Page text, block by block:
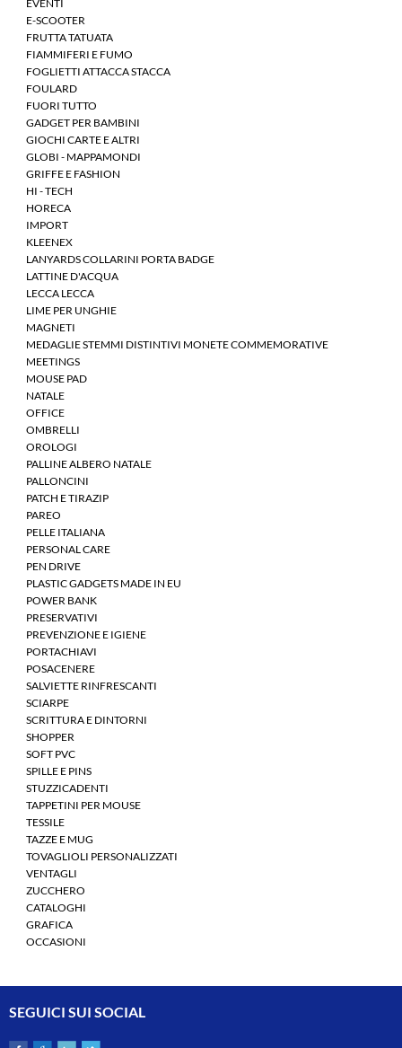
EVENTI
E-SCOOTER
FRUTTA TATUATA
FIAMMIFERI E FUMO
FOGLIETTI ATTACCA STACCA
FOULARD
FUORI TUTTO
GADGET PER BAMBINI
GIOCHI CARTE E ALTRI
GLOBI - MAPPAMONDI
GRIFFE E FASHION
HI - TECH
HORECA
IMPORT
KLEENEX
LANYARDS COLLARINI PORTA BADGE
LATTINE D'ACQUA
LECCA LECCA
LIME PER UNGHIE
MAGNETI
MEDAGLIE STEMMI DISTINTIVI MONETE COMMEMORATIVE
MEETINGS
MOUSE PAD
NATALE
OFFICE
OMBRELLI
OROLOGI
PALLINE ALBERO NATALE
PALLONCINI
PATCH E TIRAZIP
PAREO
PELLE ITALIANA
PERSONAL CARE
PEN DRIVE
PLASTIC GADGETS MADE IN EU
POWER BANK
PRESERVATIVI
PREVENZIONE E IGIENE
PORTACHIAVI
POSACENERE
SALVIETTE RINFRESCANTI
SCIARPE
SCRITTURA E DINTORNI
SHOPPER
SOFT PVC
SPILLE E PINS
STUZZICADENTI
TAPPETINI PER MOUSE
TESSILE
TAZZE E MUG
TOVAGLIOLI PERSONALIZZATI
VENTAGLI
ZUCCHERO
CATALOGHI
GRAFICA
OCCASIONI
SEGUICI SUI SOCIAL